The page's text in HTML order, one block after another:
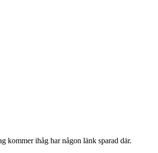
kommer ihåg har någon länk sparad där.